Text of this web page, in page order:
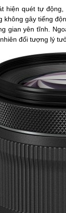
hiện quét tự
gây tiếng
gian yên tĩnh.
đối tượng lý